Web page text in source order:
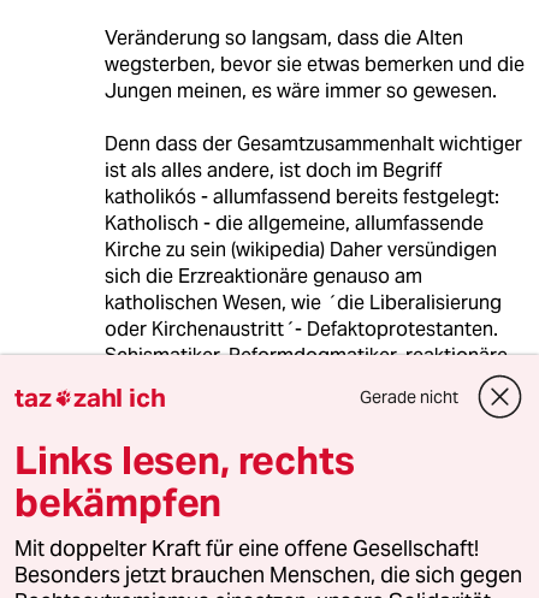
Veränderung so langsam, dass die Alten
wegsterben, bevor sie etwas bemerken und die
Jungen meinen, es wäre immer so gewesen.
Denn dass der Gesamtzusammenhalt wichtiger
ist als alles andere, ist doch im Begriff
katholikós - allumfassend bereits festgelegt:
Katholisch - die allgemeine, allumfassende
Kirche zu sein (wikipedia) Daher versündigen
sich die Erzreaktionäre genauso am
katholischen Wesen, wie ´die Liberalisierung
oder Kirchenaustritt´- Defaktoprotestanten.
Schismatiker, Reformdogmatiker, reaktionäre
Fundamentalisten, Taliban der eigenen
Bibelwortklauberei, Zeitgeistrevolutionäre und
haben also alle nicht den Markenkern des
Katholizismus begriffen.
Franziskus hat ihn begriffen, Leo im Gegensatz
zu Benedikt (der statt Evolution Reaktion
taz zahl ich Gerade nicht
Links lesen, rechts
bekämpfen
Mit doppelter Kraft für eine offene Gesellschaft!
Besonders jetzt brauchen Menschen, die sich gegen